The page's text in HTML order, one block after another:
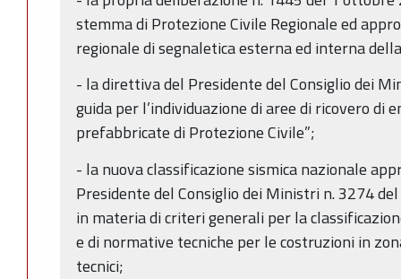
stemma di Protezione Civile Regionale ed
regionale di segnaletica esterna ed interna
- la direttiva del Presidente del Consiglio dei
guida per l’individuazione di aree di ricovero di
prefabbricate di Protezione Civile”;
- la nuova classificazione sismica nazionale
Presidente del Consiglio dei Ministri n. 3274
in materia di criteri generali per la
e di normative tecniche per le costruzioni in
tecnici;